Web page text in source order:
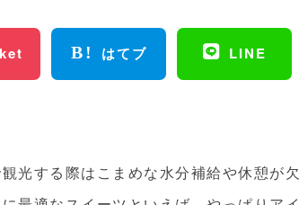
はてブ LINE
光する際はこまめな水分補給や休憩が欠